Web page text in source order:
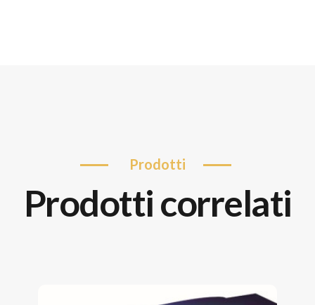
prodotti
prodotti correlati